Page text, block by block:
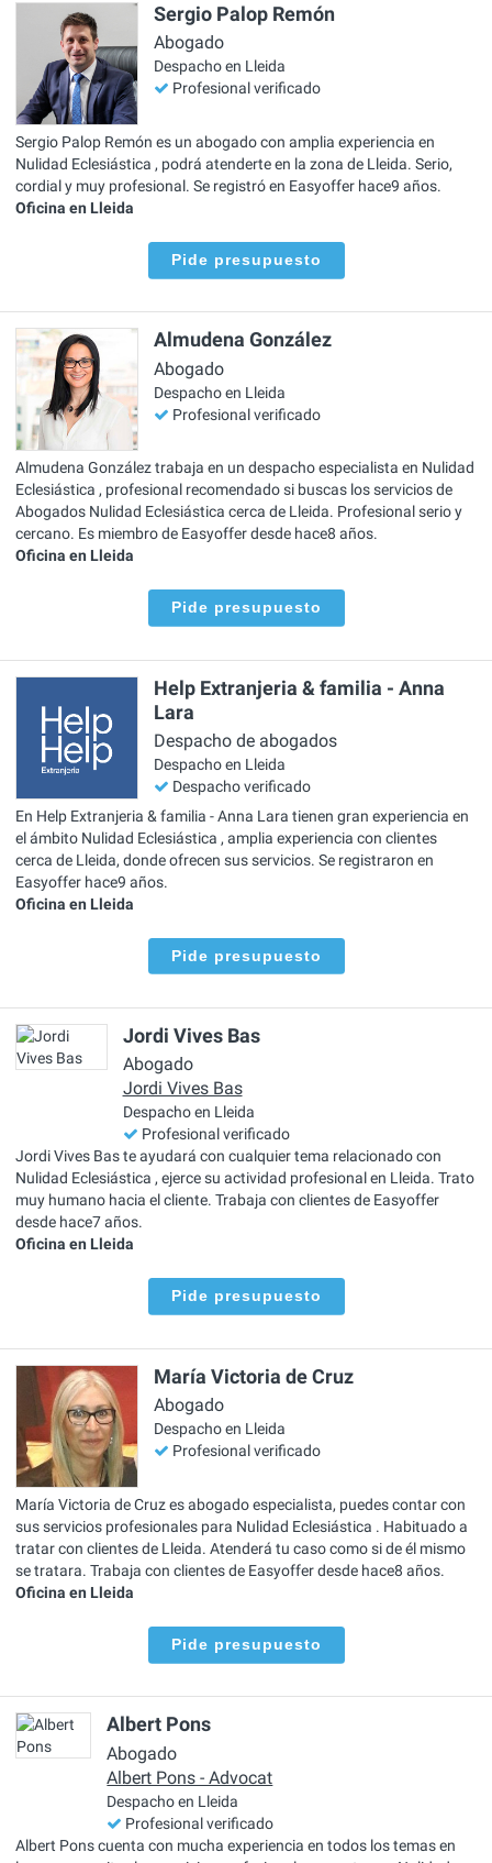
Sergio Palop Remón
Abogado
Despacho en Lleida
Profesional verificado
Sergio Palop Remón es un abogado con amplia experiencia en
Nulidad Eclesiástica , podrá atenderte en la zona de Lleida. Serio,
cordial y muy profesional. Se registró en Easyoffer hace9 años.
Oficina en Lleida
Pide presupuesto
Almudena González
Abogado
Despacho en Lleida
Profesional verificado
Almudena González trabaja en un despacho especialista en Nulidad
Eclesiástica , profesional recomendado si buscas los servicios de
Abogados Nulidad Eclesiástica cerca de Lleida. Profesional serio y
cercano. Es miembro de Easyoffer desde hace8 años.
Oficina en Lleida
Pide presupuesto
Help Extranjeria & familia - Anna
Lara
Despacho de abogados
Despacho en Lleida
Despacho verificado
En Help Extranjeria & familia - Anna Lara tienen gran experiencia en
el ámbito Nulidad Eclesiástica , amplia experiencia con clientes
cerca de Lleida, donde ofrecen sus servicios. Se registraron en
Easyoffer hace9 años.
Oficina en Lleida
Pide presupuesto
Jordi Vives Bas
Abogado
Jordi Vives Bas
Despacho en Lleida
Profesional verificado
Jordi Vives Bas te ayudará con cualquier tema relacionado con
Nulidad Eclesiástica , ejerce su actividad profesional en Lleida. Trato
muy humano hacia el cliente. Trabaja con clientes de Easyoffer
desde hace7 años.
Oficina en Lleida
Pide presupuesto
María Victoria de Cruz
Abogado
Despacho en Lleida
Profesional verificado
María Victoria de Cruz es abogado especialista, puedes contar con
sus servicios profesionales para Nulidad Eclesiástica . Habituado a
tratar con clientes de Lleida. Atenderá tu caso como si de él mismo
se tratara. Trabaja con clientes de Easyoffer desde hace8 años.
Oficina en Lleida
Pide presupuesto
Albert Pons
Abogado
Albert Pons - Advocat
Despacho en Lleida
Profesional verificado
Albert Pons cuenta con mucha experiencia en todos los temas en